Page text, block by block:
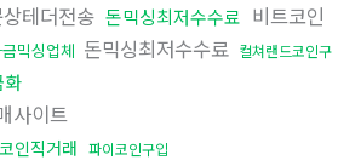
테더전송 돈믹싱최저수수료 비트코인
믹싱업체 돈믹싱최저수수료 컬쳐랜드코인구
화
사이트
인직거래 파이코인구입